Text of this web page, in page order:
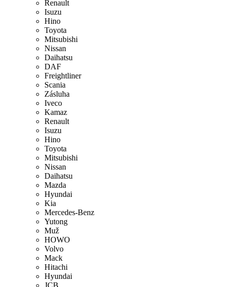
Renault
Isuzu
Hino
Toyota
Mitsubishi
Nissan
Daihatsu
DAF
Freightliner
Scania
Zásluha
Iveco
Kamaz
Renault
Isuzu
Hino
Toyota
Mitsubishi
Nissan
Daihatsu
Mazda
Hyundai
Kia
Mercedes-Benz
Yutong
Muž
HOWO
Volvo
Mack
Hitachi
Hyundai
JCB